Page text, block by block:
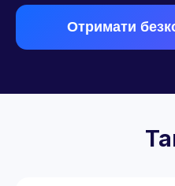
Отримати